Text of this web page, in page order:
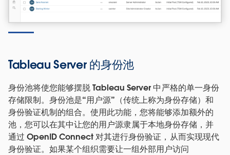
Tableau Server 的身份池
身份池将使您能够摆脱 Tableau Server 中严格的单一身份
存储限制。身份池是“用户源”（传统上称为身份存储）和
身份验证机制的组合。使用此功能，您将能够添加额外的
池，您可以在其中让您的用户源隶属于本地身份存储，并
通过 OpenID Connect 对其进行身份验证，从而实现现代
身份验证。如果某个组织需要让一组外部用户访问